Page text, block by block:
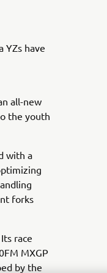
YZs have
all-new
the youth
with a
forks
race
MXGP
by the